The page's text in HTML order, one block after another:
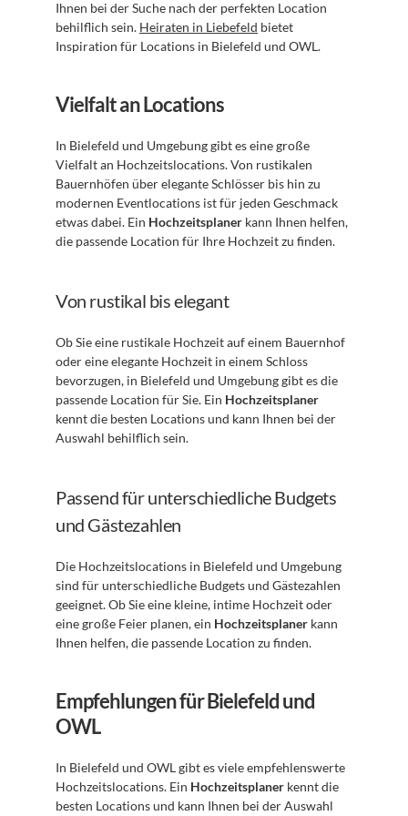
Ihnen bei der Suche nach der perfekten Location
behilflich sein. Heiraten in Liebefeld bietet
Inspiration für Locations in Bielefeld und OWL.
Vielfalt an Locations
In Bielefeld und Umgebung gibt es eine große
Vielfalt an Hochzeitslocations. Von rustikalen
Bauernhöfen über elegante Schlösser bis hin zu
modernen Eventlocations ist für jeden Geschmack
etwas dabei. Ein Hochzeitsplaner kann Ihnen helfen,
die passende Location für Ihre Hochzeit zu finden.
Von rustikal bis elegant
Ob Sie eine rustikale Hochzeit auf einem Bauernhof
oder eine elegante Hochzeit in einem Schloss
bevorzugen, in Bielefeld und Umgebung gibt es die
passende Location für Sie. Ein Hochzeitsplaner
kennt die besten Locations und kann Ihnen bei der
Auswahl behilflich sein.
Passend für unterschiedliche Budgets
und Gästezahlen
Die Hochzeitslocations in Bielefeld und Umgebung
sind für unterschiedliche Budgets und Gästezahlen
geeignet. Ob Sie eine kleine, intime Hochzeit oder
eine große Feier planen, ein Hochzeitsplaner kann
Ihnen helfen, die passende Location zu finden.
Empfehlungen für Bielefeld und
OWL
In Bielefeld und OWL gibt es viele empfehlenswerte
Hochzeitslocations. Ein Hochzeitsplaner kennt die
besten Locations und kann Ihnen bei der Auswahl